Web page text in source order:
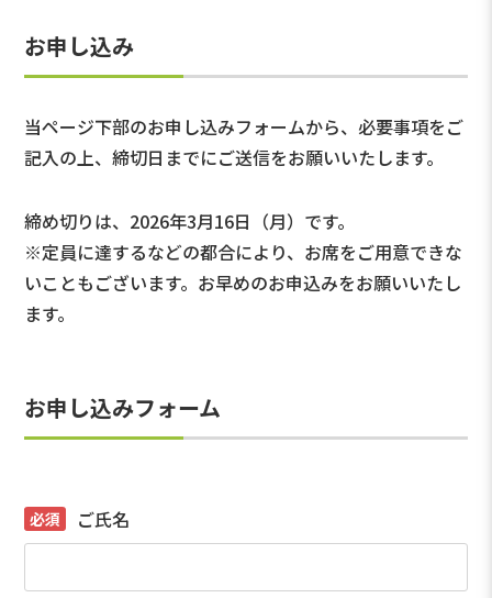
お申し込み
当ページ下部のお申し込みフォームから、必要事項をご
記入の上、締切日までにご送信をお願いいたします。
締め切りは、2026年3月16日（月）です。
※定員に達するなどの都合により、お席をご用意できな
いこともございます。お早めのお申込みをお願いいたし
ます。
お申し込みフォーム
ご氏名